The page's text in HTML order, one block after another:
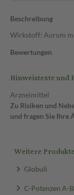
Beschreibung
Wirkstoff: Aurum
Bewertungen
Hinweistexte und
Arzneimittel
Zu Risiken und
und fragen Sie Ihre
Weitere
Globuli
C-Potenzen A-B